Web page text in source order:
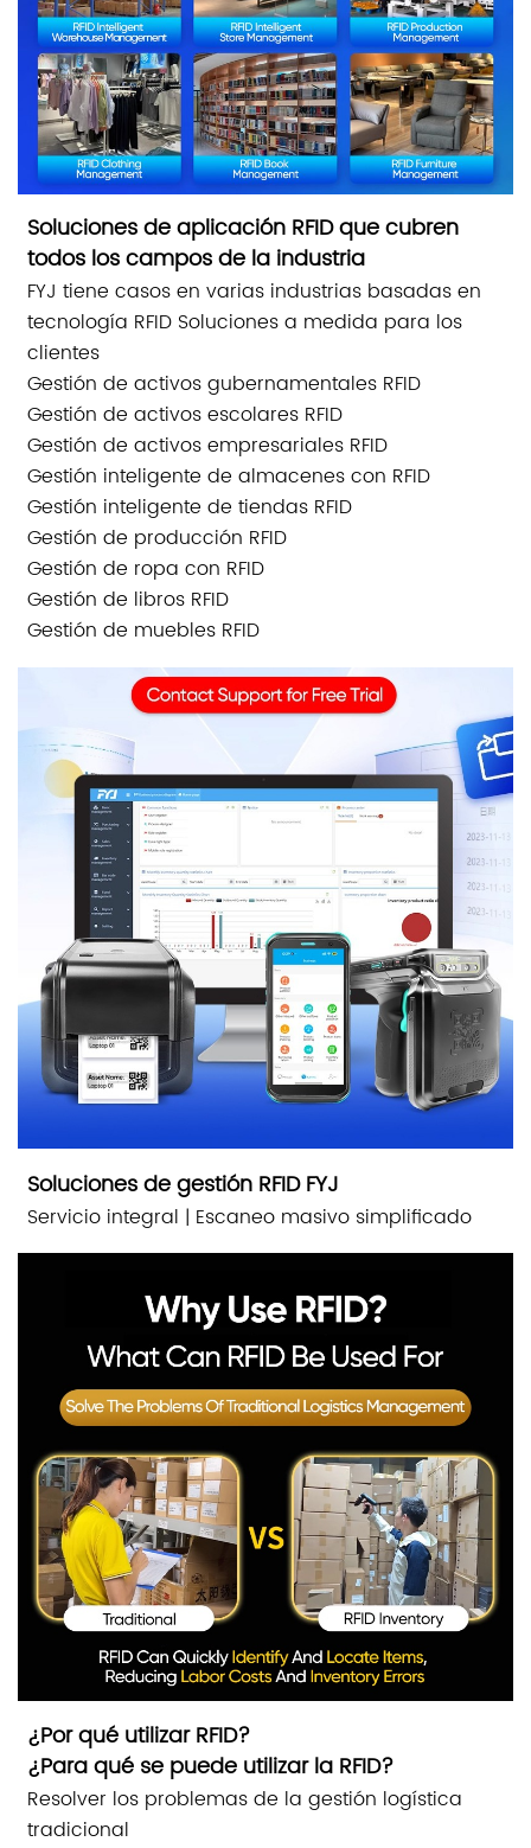
Soluciones de aplicación RFID que cubren
todos los campos de la industria
FYJ tiene casos en varias industrias basadas en
tecnología RFID Soluciones a medida para los
clientes
Gestión de activos gubernamentales RFID
Gestión de activos escolares RFID
Gestión de activos empresariales RFID
Gestión inteligente de almacenes con RFID
Gestión inteligente de tiendas RFID
Gestión de producción RFID
Gestión de ropa con RFID
Gestión de libros RFID
Gestión de muebles RFID
Soluciones de gestión RFID FYJ
Servicio integral | Escaneo masivo simplificado
¿Por qué utilizar RFID?
¿Para qué se puede utilizar la RFID?
Resolver los problemas de la gestión logística
tradicional